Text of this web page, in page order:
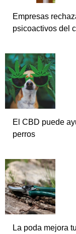
Empresas
psicoactivos del
El CBD puede
perros
La poda mejora